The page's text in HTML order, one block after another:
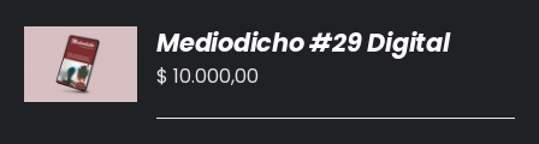
AL
CARRITO
/
Mediodicho #29 Digital
$ 10.000,00